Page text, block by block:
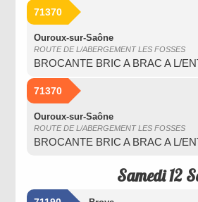
71370
Ouroux-sur-Saône
ROUTE DE L/ABERGEMENT LES FOSSES
BROCANTE BRIC A BRAC A L/
71370
Ouroux-sur-Saône
ROUTE DE L/ABERGEMENT LES FOSSES
BROCANTE BRIC A BRAC A L/
Samedi 12